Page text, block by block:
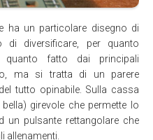
ha un particolare disegno di
di diversificare, per quanto
fatto dai principali
ma si tratta di un parere
tutto opinabile. Sulla cassa
girevole che permette lo
un pulsante rettangolare che
allenamenti.